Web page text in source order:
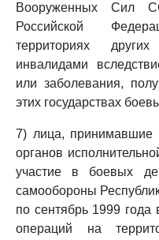
Вооруженных Сил
Российской
территориях
инвалидами
или заболевания,
этих государствах
7) лица, принимавшие
органов
участие в боевых
самообороны
по сентябрь 1999 года
операций на